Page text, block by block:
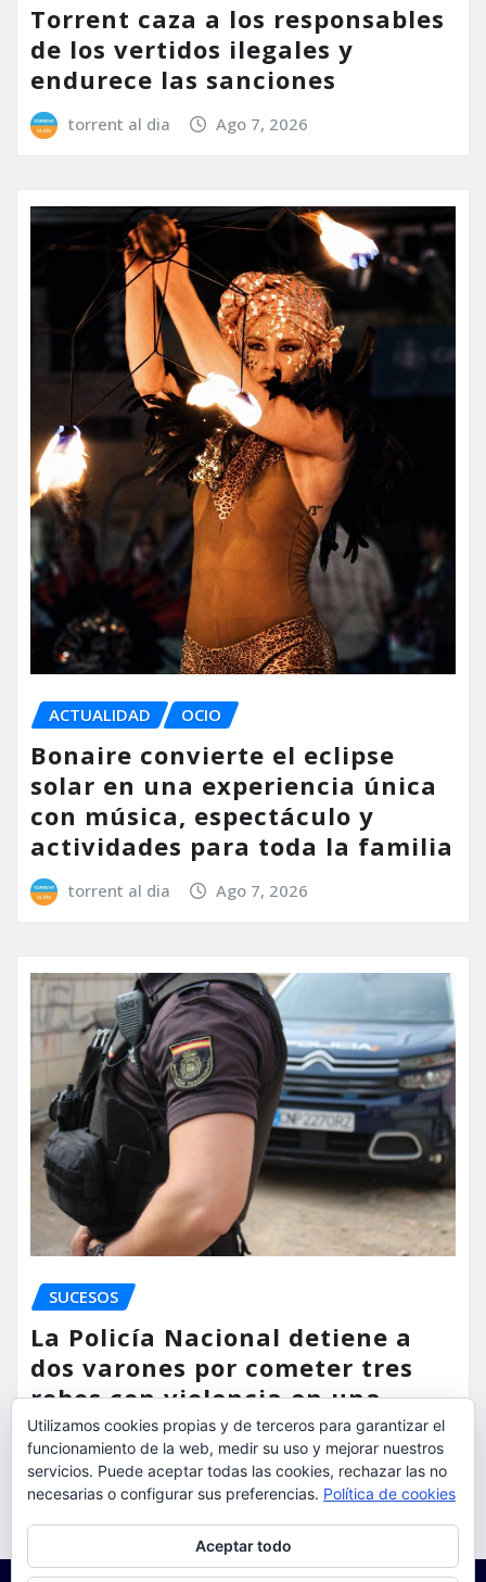
Torrent caza a los responsables
de los vertidos ilegales y
endurece las sanciones
torrent al dia Ago 7, 2026
ACTUALIDAD OCIO
Bonaire convierte el eclipse
solar en una experiencia única
con música, espectáculo y
actividades para toda la familia
torrent al dia Ago 7, 2026
SUCESOS
La Policía Nacional detiene a
dos varones por cometer tres
robos con violencia en una
misma mañana
torrent al dia Ago 7, 2026
Utilizamos cookies propias y de terceros para garantizar el
funcionamiento de la web, medir su uso y mejorar nuestros
servicios. Puede aceptar todas las cookies, rechazar las no
necesarias o configurar sus preferencias. Política de cookies
Aceptar todo